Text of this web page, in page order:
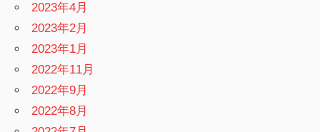
2023年4月
2023年2月
2023年1月
2022年11月
2022年9月
2022年8月